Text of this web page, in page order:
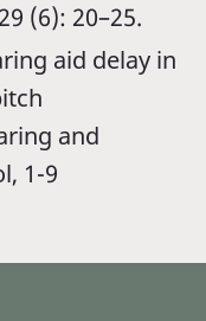
(6): 20–25.
aid delay in
and
1-9